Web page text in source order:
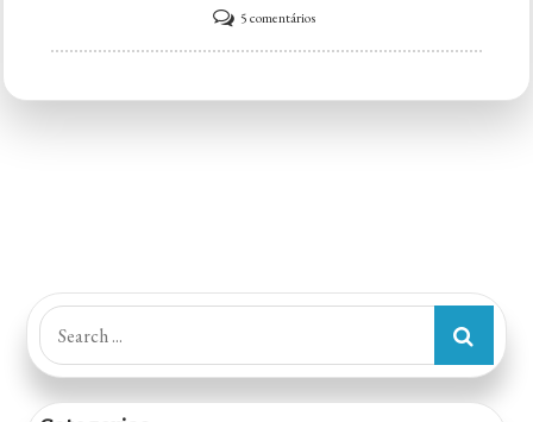
5 comentáriosem
Mister
Search
for: